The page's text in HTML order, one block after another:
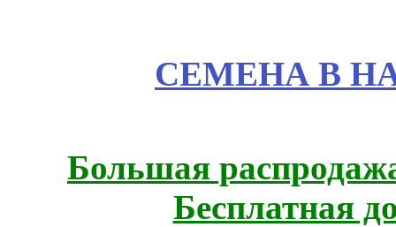
СЕМЕНА В
Большая
Бесплатная